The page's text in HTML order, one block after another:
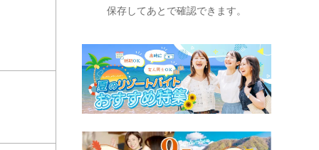
保存してあとで確認できます。